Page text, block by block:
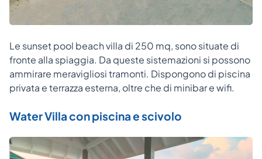
Le sunset pool beach villa di 250 mq, sono situate di
fronte alla spiaggia. Da queste sistemazioni si possono
ammirare meravigliosi tramonti. Dispongono di piscina
privata e terrazza esterna, oltre che di minibar e wifi.
Water Villa con piscina e scivolo